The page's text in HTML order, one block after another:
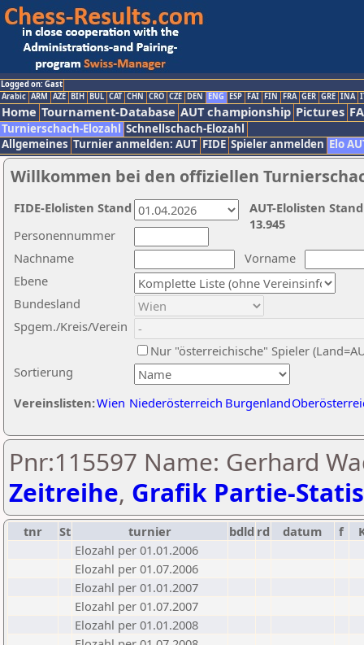
Logged on: Gast
Arabic ARM AZE BIH BUL CAT CHN CRO CZE DEN ENG ESP FAI FIN FRA GER GRE INA
Home Tournament-Database AUT championship Pictures
Turnierschach-Elozahl Schnellschach-Elozahl
Allgemeines Turnier anmelden: AUT FIDE Spieler anmelden Elo
Willkommen bei den offiziellen
Nachname
Vorname
Ebene
Sortierung
Personennummer
Bundesland
Spgem./Kreis/Verein
Nur "österreichische" Spieler
Vereinslisten:Wien Niederösterreich Burgenland
AUT-Elolisten
13.945
FIDE-Elolisten Stand
Pnr:115597 Name: Gerhard
Zeitreihe, Grafik Partie-
tnr St turnier bdld rd datum f
Elozahl per 01.01.2006
Elozahl per 01.07.2006
Elozahl per 01.01.2007
Elozahl per 01.07.2007
Elozahl per 01.01.2008